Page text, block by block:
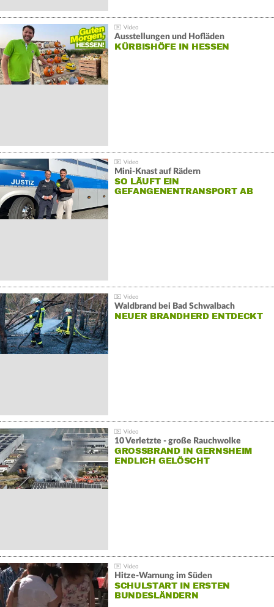
Ausstellungen und Hofläden
KÜRBISHÖFE IN HESSEN
Mini-Knast auf Rädern
SO LÄUFT EIN
GEFANGENENTRANSPORT AB
Waldbrand bei Bad Schwalbach
NEUER BRANDHERD ENTDECKT
10 Verletzte - große Rauchwolke
GROSSBRAND IN GERNSHEIM E
NDLICH GELÖSCHT
Hitze-Warnung im Süden
SCHULSTART IN ERSTEN
BUNDESLÄNDERN